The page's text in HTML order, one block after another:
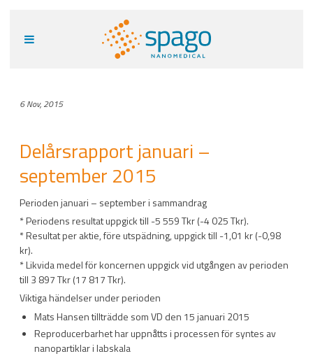
6 Nov, 2015
Delårsrapport januari –
september 2015
Perioden januari – september i sammandrag
* Periodens resultat uppgick till -5 559 Tkr (-4 025 Tkr).
* Resultat per aktie, före utspädning, uppgick till -1,01 kr (-0,98
kr).
* Likvida medel för koncernen uppgick vid utgången av perioden
till 3 897 Tkr (17 817 Tkr).
Viktiga händelser under perioden
Mats Hansen tillträdde som VD den 15 januari 2015
Reproducerbarhet har uppnåtts i processen för syntes av
nanopartiklar i labskala